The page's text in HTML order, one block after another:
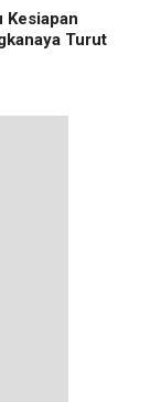
Kesiapan
Turut